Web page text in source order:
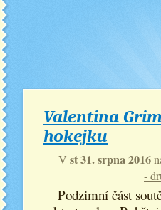
Valentina
hokejku
V st 31. srpna 2016
-
Podzimní část